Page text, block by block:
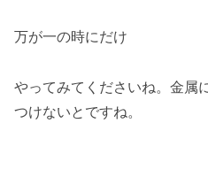
万が一の時にだけ
やってみてくださいね。金属
つけないとですね。